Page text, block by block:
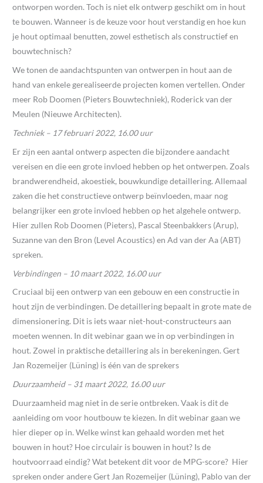
ontworpen worden. Toch is niet elk ontwerp geschikt om in hout
te bouwen. Wanneer is de keuze voor hout verstandig en hoe kun
je hout optimaal benutten, zowel esthetisch als constructief en
bouwtechnisch?
We tonen de aandachtspunten van ontwerpen in hout aan de
hand van enkele gerealiseerde projecten komen vertellen. Onder
meer Rob Doomen (Pieters Bouwtechniek), Roderick van der
Meulen (Nieuwe Architecten).
Techniek – 17 februari 2022, 16.00 uur
Er zijn een aantal ontwerp aspecten die bijzondere aandacht
vereisen en die een grote invloed hebben op het ontwerpen. Zoals
brandwerendheid, akoestiek, bouwkundige detaillering. Allemaal
zaken die het constructieve ontwerp beïnvloeden, maar nog
belangrijker een grote invloed hebben op het algehele ontwerp.
Hier zullen Rob Doomen (Pieters), Pascal Steenbakkers (Arup),
Suzanne van den Bron (Level Acoustics) en Ad van der Aa (ABT)
spreken.
Verbindingen – 10 maart 2022, 16.00 uur
Cruciaal bij een ontwerp van een gebouw en een constructie in
hout zijn de verbindingen. De detaillering bepaalt in grote mate de
dimensionering. Dit is iets waar niet-hout-constructeurs aan
moeten wennen. In dit webinar gaan we in op verbindingen in
hout. Zowel in praktische detaillering als in berekeningen. Gert
Jan Rozemeijer (Lüning) is één van de sprekers
Duurzaamheid – 31 maart 2022, 16.00 uur
Duurzaamheid mag niet in de serie ontbreken. Vaak is dit de
aanleiding om voor houtbouw te kiezen. In dit webinar gaan we
hier dieper op in. Welke winst kan gehaald worden met het
bouwen in hout? Hoe circulair is bouwen in hout? Is de
houtvoorraad eindig? Wat betekent dit voor de MPG-score? Hier
spreken onder andere Gert Jan Rozemeijer (Lüning), Pablo van der